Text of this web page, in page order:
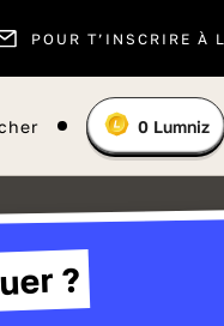
POUR T’INSCRIRE À
En
savoir
plus
les
Vous
:
0 Lumniz
?